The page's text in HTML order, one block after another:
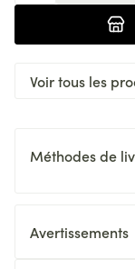
Voir tous les
Méthodes de
Avertissements